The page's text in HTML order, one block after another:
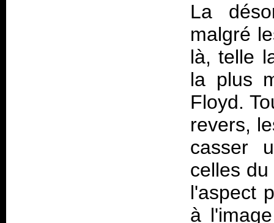
La
malgré
là, telle
la plus
Floyd.
revers,
casser
celles
l'aspect
à